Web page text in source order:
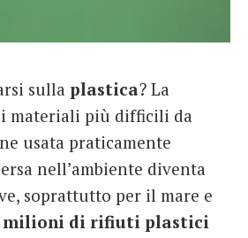
sulla plastica? La
materiali più difficili da
usata praticamente
nell’ambiente diventa
soprattutto per il mare e
milioni di rifiuti plastici